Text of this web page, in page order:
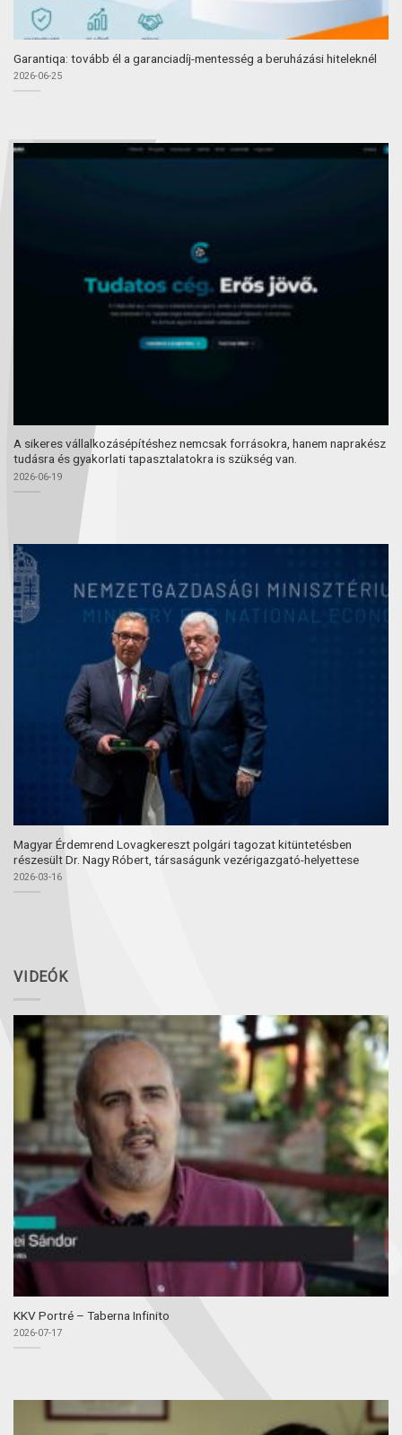
Garantiqa: tovább él a garanciadíj-mentesség a beruházási hiteleknél
2026-06-25
A sikeres vállalkozásépítéshez nemcsak forrásokra, hanem naprakész
tudásra és gyakorlati tapasztalatokra is szükség van.
2026-06-19
Magyar Érdemrend Lovagkereszt polgári tagozat kitüntetésben
részesült Dr. Nagy Róbert, társaságunk vezérigazgató-helyettese
2026-03-16
VIDEÓK
KKV Portré – Taberna Infinito
2026-07-17